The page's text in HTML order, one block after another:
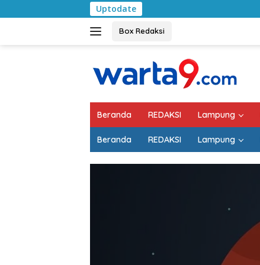
ke
Uptodate
Box Redaksi
Beranda REDAKSI Lampung
Beranda REDAKSI Lampung